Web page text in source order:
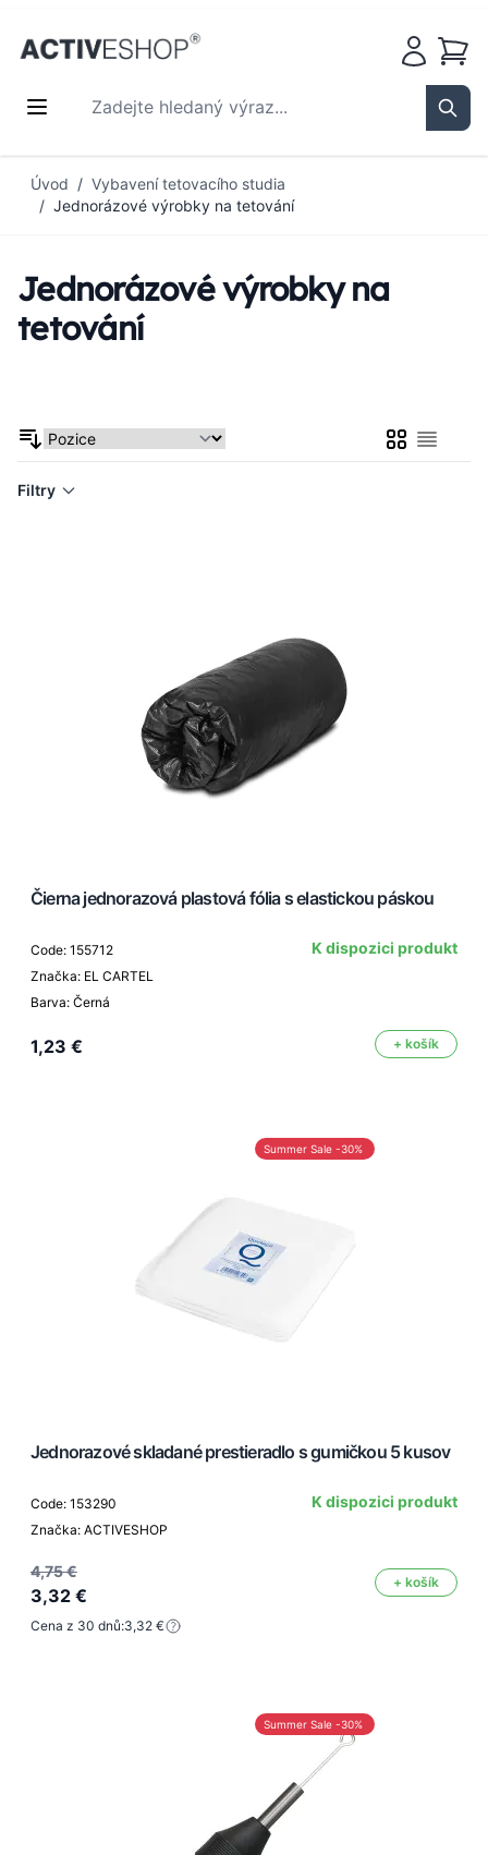
Zadejte hledaný výraz...
Košík
Úvod / Vybavení tetovacího studia
/ Jednorázové výrobky na tetování
Jednorázové výrobky na
tetování
MřížkaSeznam
Filtry
Čierna jednorazová plastová fólia s elastickou páskou
Code: 155712
Značka: EL CARTEL
Barva: Černá
K dispozici produkt
1,23 € + košík
Summer Sale -30%
Jednorazové skladané prestieradlo s gumičkou 5 kusov
Code: 153290
Značka: ACTIVESHOP
K dispozici produkt
4,75 €
3,32 €
+ košík
Cena z 30 dnů:3,32 €
Summer Sale -30%